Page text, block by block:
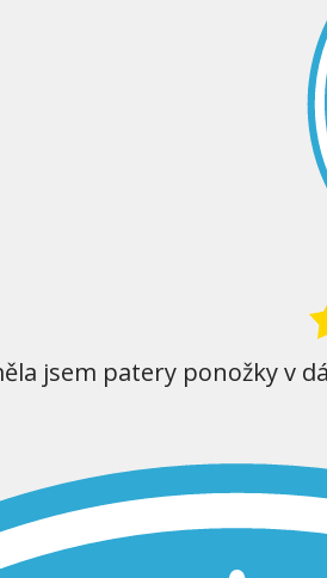
jsem patery ponožky v